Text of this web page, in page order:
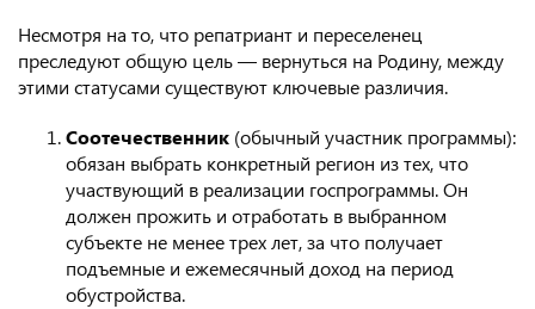
Несмотря на то, что репатриант и переселенец
преследуют общую цель — вернуться на Родину, между
этими статусами существуют ключевые различия.
Соотечественник (обычный участник программы):
обязан выбрать конкретный регион из тех, что
участвующий в реализации госпрограммы. Он
должен прожить и отработать в выбранном
субъекте не менее трех лет, за что получает
подъемные и ежемесячный доход на период
обустройства.